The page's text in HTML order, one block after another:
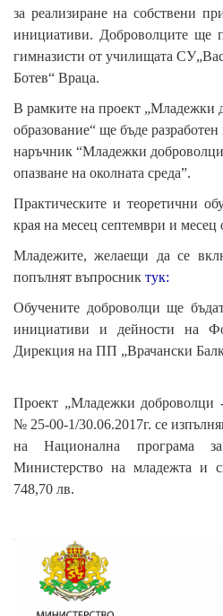
за реализиране на собствени
инициативи. Доброволците ще
гимназисти от училищата
Ботев“ Враца.
В рамките на проект „Младежки
образование“ ще бъде
наръчник “Младежки
опазване на околната среда”.
Практическите и теоретични
края на месец септември и месец
Младежите, желаещи да се
попълнят въпросник тук:
Обучените доброволци ще
инициативи и дейности на
Дирекция на ПП „Врачански
Проект „Младежки доброволци -
№ 25-00-1/30.06.2017г. се
на Национална програма
Министерство на младежта и
748,70 лв.